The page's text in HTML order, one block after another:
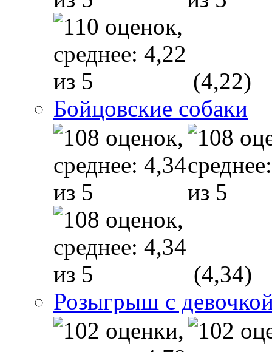
(4,22)
Бойцовские собаки
(4,34)
Розыгрыш с